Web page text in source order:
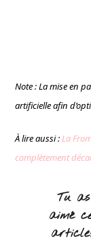
Note : La mise en
artificielle afin
À lire aussi :La
complètement
Tu as
aimé